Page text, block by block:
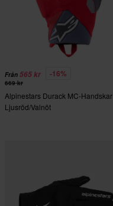
Från 565 kr -16%
669 kr
Alpinestars Durack MC-Handskar
Ljusröd/Valnöt